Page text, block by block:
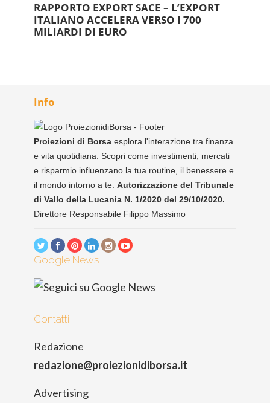
RAPPORTO EXPORT SACE – L’EXPORT
ITALIANO ACCELERA VERSO I 700
MILIARDI DI EURO
Info
Proiezioni di Borsa esplora l'interazione tra finanza
e vita quotidiana. Scopri come investimenti, mercati
e risparmio influenzano la tua routine, il benessere e
il mondo intorno a te. Autorizzazione del Tribunale
di Vallo della Lucania N. 1/2020 del 29/10/2020.
Direttore Responsabile Filippo Massimo
Google News
Contatti
Redazione
redazione@proiezionidiborsa.it
Advertising